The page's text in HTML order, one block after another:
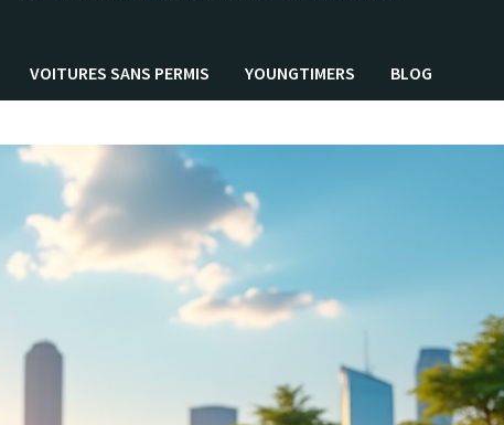
VOITURES SANS PERMIS YOUNGTIMERS BLOG